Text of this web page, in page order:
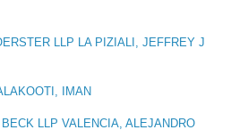
LLP LA PIZIALI, JEFFREY J
IMAN
LLP VALENCIA, ALEJANDRO